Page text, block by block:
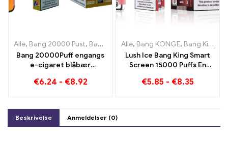
Alle, Bang 20000 Pust, Bang KONGE , Engangs e-cigaretter,
Bang 20000Puff engangs
e-cigaret blåbær
dobbelt mesh
€6.24 - €8.92
Alle, Bang KONGE, Bang King Smart skærm 15000 Puff
Lush Ice Bang King Smart
Screen 15000 Puffs En
blanding af vandmelon og
€5.85 - €8.35
Beskrivelse Anmeldelser (0)